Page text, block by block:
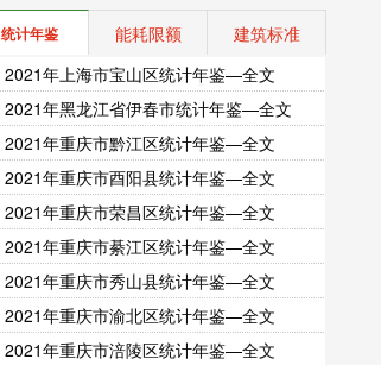
社会发展统计公报（2025年更新）
统计年鉴 能耗限额
建筑标准
2021年上海市宝山区统计年鉴—全文
2021年黑龙江省伊春市统计年鉴—全文
2021年重庆市黔江区统计年鉴—全文
2021年重庆市酉阳县统计年鉴—全文
2021年重庆市荣昌区统计年鉴—全文
2021年重庆市綦江区统计年鉴—全文
2021年重庆市秀山县统计年鉴—全文
2021年重庆市渝北区统计年鉴—全文
2021年重庆市涪陵区统计年鉴—全文